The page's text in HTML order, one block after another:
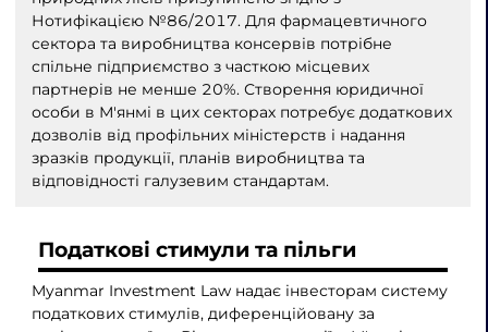
Нотифікацією №86/2017. Для фармацевтичного
сектора та виробництва консервів потрібне
спільне підприємство з часткою місцевих
партнерів не менше 20%. Створення юридичної
особи в М'янмі в цих секторах потребує додаткових
дозволів від профільних міністерств і надання
зразків продукції, планів виробництва та
відповідності галузевим стандартам.
Податкові стимули та пільги
Myanmar Investment Law надає інвесторам систему
податкових стимулів, диференційовану за